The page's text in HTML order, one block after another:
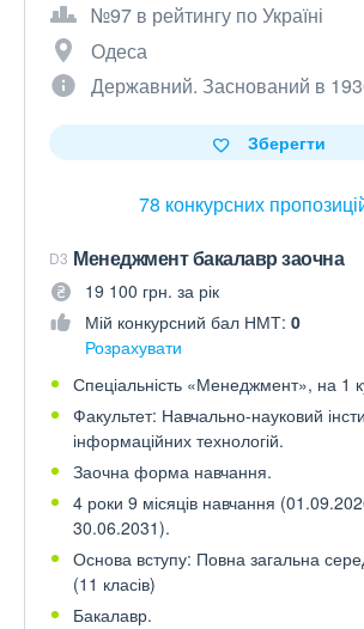
№97 в рейтингу по Україні
Одеса
Державний. Заснований в
78 конкурсних
Зберегти
D3 Менеджмент бакалавр заочна
19 100 грн. за рік
Мій конкурсний бал НМТ: 0
Розрахувати
Спеціальність «Менеджмент», на 1
Факультет: Навчально-науковий
інформаційних технологій.
Заочна форма навчання.
4 роки 9 місяців навчання
30.06.2031).
Основа вступу: Повна загальна
(11 класів)
Бакалавр.